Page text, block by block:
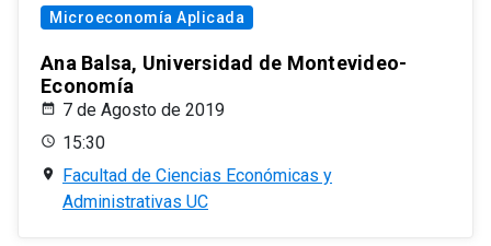
Microeconomía Aplicada
Ana Balsa, Universidad de Montevideo-
Economía
7 de Agosto de 2019
15:30
Facultad de Ciencias Económicas y
Administrativas UC